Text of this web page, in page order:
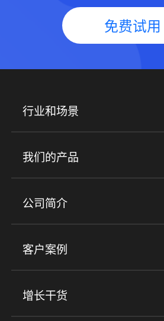
免费试用
行业和场景
行业解决方案
培训机构 职业技能培训
金融行业
心理机构
我们的产品
产品
小程序商城 ERP
社群圈子
公司简介
客户案例
增长干货